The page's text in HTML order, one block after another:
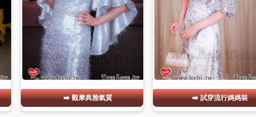
觀摩典雅氣質 試穿流行媽媽裝